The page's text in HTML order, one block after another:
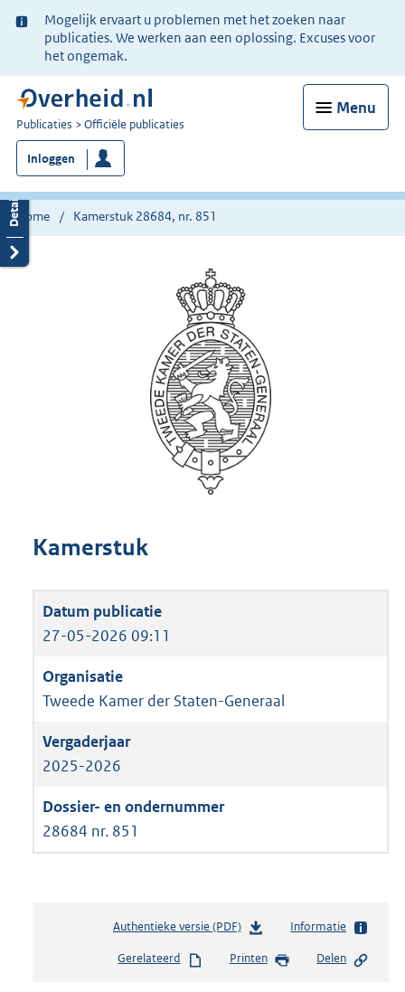
Ter
informatie:
Mogelijk ervaart u problemen met het zoeken naar
publicaties. We werken aan een oplossing. Excuses voor
het ongemak.
Menu
U
bent
nu
hier:
Publicaties Officiële publicaties
Inloggen
Home Kamerstuk 28684, nr. 851
Kamerstuk
27-05-2026 09:11
Tweede Kamer der Staten-Generaal
2025-2026
28684 nr. 851
Authentieke versie (PDF)b
s
Informatie
Gerelateerd Printen Delen